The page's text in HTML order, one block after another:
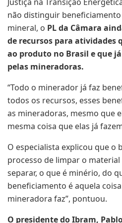
Justiça na Transição
não distinguir
mineral, o PL da Câmara
de recursos para atividades
ao produto no Brasil e que
pelas mineradoras.
“Todo o minerador já faz
todos os recursos, esses
as mineradoras, mesmo que
mesma coisa que elas já
O especialista explicou que o
processo de limpar o
separar, o que é minério, do
beneficiamento é aquela
mineradora faz”, pontuou.
O presidente do Ibram,